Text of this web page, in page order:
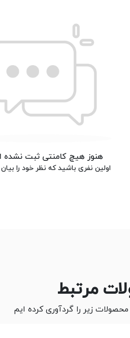
هنوز هیچ کامنتی ثبت
اولین نفری باشید که نظر خود را
مرتبط
زیر را گردآوری کرده ایم